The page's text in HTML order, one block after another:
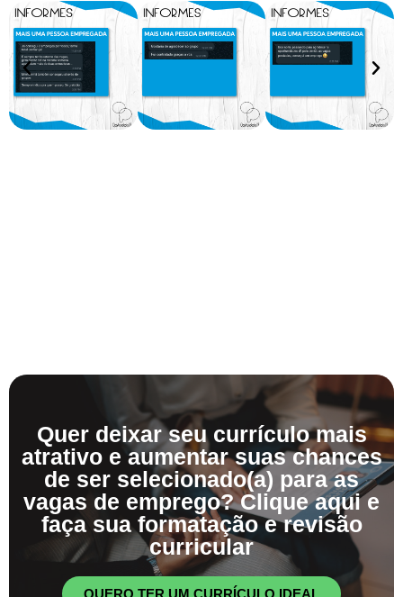
Quer deixar seu currículo mais
atrativo e aumentar suas chances
de ser selecionado(a) para as
vagas de emprego? Clique aqui e
faça sua formatação e revisão
curricular
QUERO TER UM CURRÍCULO IDEAL